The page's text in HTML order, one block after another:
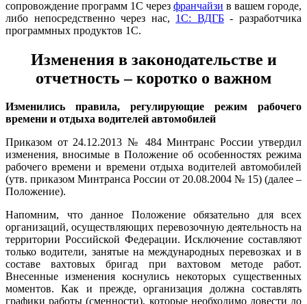
сопровождение программ 1С через франчайзи в вашем городе,
либо непосредственно через нас, 1С: ВДГБ- разработчика
программных продуктов 1С.
Изменения в законодательстве и
отчетность – коротко о важном
Изменились правила, регулирующие режим рабочего
времени и отдыха водителей автомобилей
Приказом от 24.12.2013 № 484 Минтранс России утвердил
изменения, вносимые в Положение об особенностях режима
рабочего времени и времени отдыха водителей автомобилей
(утв. приказом Минтранса России от 20.08.2004 № 15) (далее –
Положение).
Напомним, что данное Положение обязательно для всех
организаций, осуществляющих перевозочную деятельность на
территории Российской Федерации. Исключение составляют
только водители, занятые на международных перевозках и в
составе вахтовых бригад при вахтовом методе работ.
Внесенные изменения коснулись некоторых существенных
моментов. Как и прежде, организация должна составлять
графики работы (сменности), которые необходимо довести до